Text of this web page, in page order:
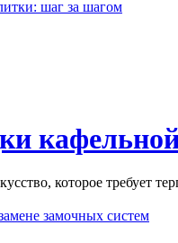
которое требует